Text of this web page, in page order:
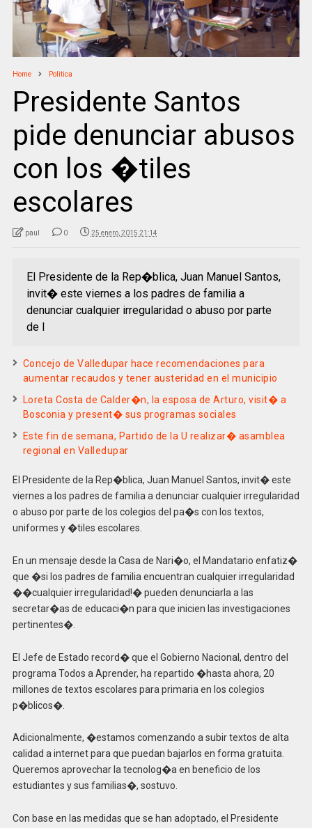
Home Politica
Presidente Santos
pide denunciar abusos
con los �tiles
escolares
paul 0 25 enero, 2015 21:14
El Presidente de la Rep�blica, Juan Manuel Santos,
invit� este viernes a los padres de familia a
denunciar cualquier irregularidad o abuso por parte
de l
Concejo de Valledupar hace recomendaciones para
aumentar recaudos y tener austeridad en el municipio
Loreta Costa de Calder�n, la esposa de Arturo, visit� a
Bosconia y present� sus programas sociales
Este fin de semana, Partido de la U realizar� asamblea
regional en Valledupar
El Presidente de la Rep�blica, Juan Manuel Santos, invit� este
viernes a los padres de familia a denunciar cualquier irregularidad
o abuso por parte de los colegios del pa�s con los textos,
uniformes y �tiles escolares.
En un mensaje desde la Casa de Nari�o, el Mandatario enfatiz�
que �si los padres de familia encuentran cualquier irregularidad
��cualquier irregularidad!� pueden denunciarla a las
secretar�as de educaci�n para que inicien las investigaciones
pertinentes�.
El Jefe de Estado record� que el Gobierno Nacional, dentro del
programa Todos a Aprender, ha repartido �hasta ahora, 20
millones de textos escolares para primaria en los colegios
p�blicos�.
Adicionalmente, �estamos comenzando a subir textos de alta
calidad a internet para que puedan bajarlos en forma gratuita.
Queremos aprovechar la tecnolog�a en beneficio de los
estudiantes y sus familias�, sostuvo.
Con base en las medidas que se han adoptado, el Presidente